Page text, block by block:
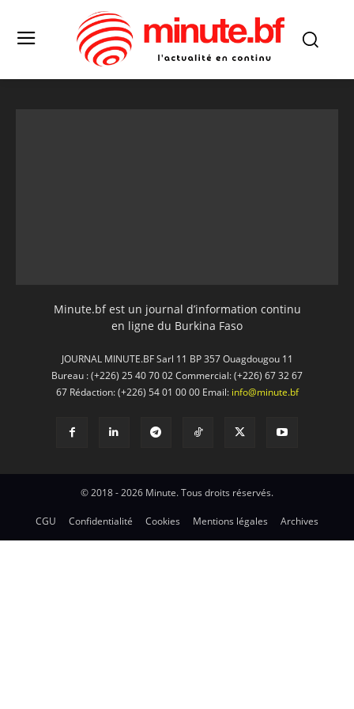
Minute.bf est un journal d’information continu
en ligne du Burkina Faso
JOURNAL MINUTE.BF Sarl 11 BP 357 Ouagdougou 11
Bureau : (+226) 25 40 70 02 Commercial: (+226) 67 32 67
67 Rédaction: (+226) 54 01 00 00 Email: info@minute.bf
© 2018 - 2026 Minute. Tous droits réservés.
CGU Confidentialité Cookies Mentions légales Archives